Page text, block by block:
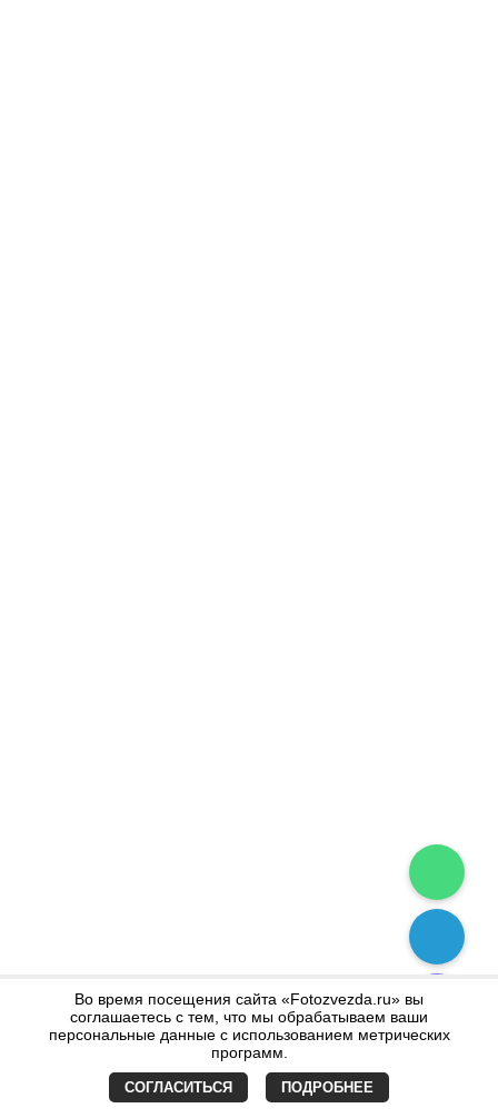
Во время посещения сайта «Fotozvezda.ru» вы
соглашаетесь с тем, что мы обрабатываем ваши
персональные данные с использованием метрических
программ.
СОГЛАСИТЬСЯ ПОДРОБНЕЕ